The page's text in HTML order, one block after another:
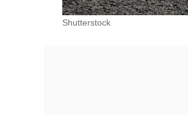
Shutterstock